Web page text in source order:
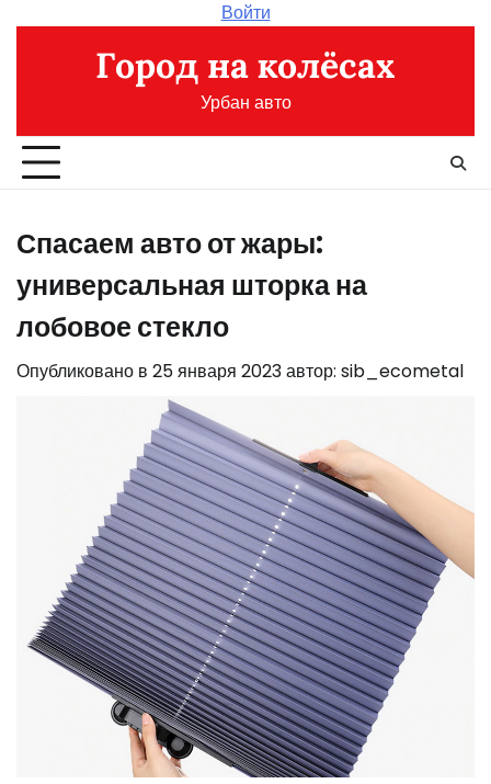
содержимому
Войти
Город на колёсах
Урбан авто
Спасаем авто от жары:
универсальная шторка на
лобовое стекло
Опубликовано в 25 января 2023автор: sib_ecometal